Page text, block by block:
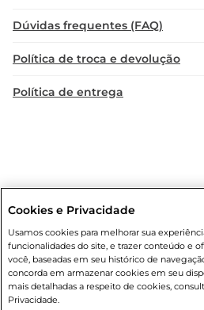
Dúvidas frequentes (FAQ)
Política de troca e devolução
Política de entrega
é o do carrinho de compras. Fotos
confirmação de estoque. Compras
de suspeita de fraude. A fim de garantir
número de clientes as nossas
com preços promocionais poderá ter
cliente. Os preços, ofertas e condições
Cookies e Privacidade
Usamos cookies para melhorar sua
funcionalidades do site, e trazer conteúdo e
você, baseadas em seu histórico de
concorda em armazenar cookies em seu
mais detalhadas a respeito de cookies,
Privacidade.